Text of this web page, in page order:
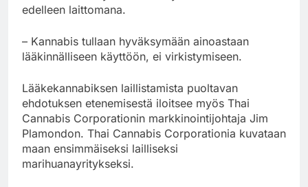
edelleen laittomana.
– Kannabis tullaan hyväksymään ainoastaan
lääkinnälliseen käyttöön, ei virkistymiseen.
Lääkekannabiksen laillistamista puoltavan
ehdotuksen etenemisestä iloitsee myös Thai
Cannabis Corporationin markkinointijohtaja Jim
Plamondon. Thai Cannabis Corporationia kuvataan
maan ensimmäiseksi lailliseksi
marihuanayritykseksi.